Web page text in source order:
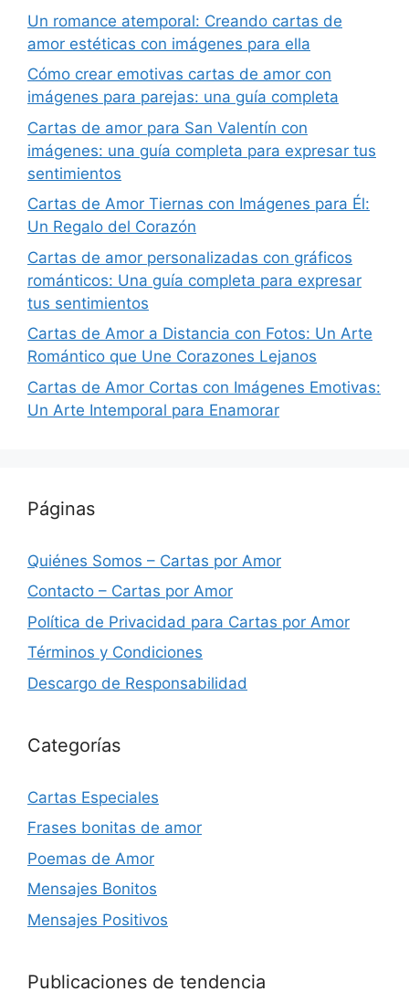
Un romance atemporal: Creando cartas de
amor estéticas con imágenes para ella
Cómo crear emotivas cartas de amor con
imágenes para parejas: una guía completa
Cartas de amor para San Valentín con
imágenes: una guía completa para expresar tus
sentimientos
Cartas de Amor Tiernas con Imágenes para Él:
Un Regalo del Corazón
Cartas de amor personalizadas con gráficos
románticos: Una guía completa para expresar
tus sentimientos
Cartas de Amor a Distancia con Fotos: Un Arte
Romántico que Une Corazones Lejanos
Cartas de Amor Cortas con Imágenes Emotivas:
Un Arte Intemporal para Enamorar
Páginas
Quiénes Somos – Cartas por Amor
Contacto – Cartas por Amor
Política de Privacidad para Cartas por Amor
Términos y Condiciones
Descargo de Responsabilidad
Categorías
Cartas Especiales
Frases bonitas de amor
Poemas de Amor
Mensajes Bonitos
Mensajes Positivos
Publicaciones de tendencia